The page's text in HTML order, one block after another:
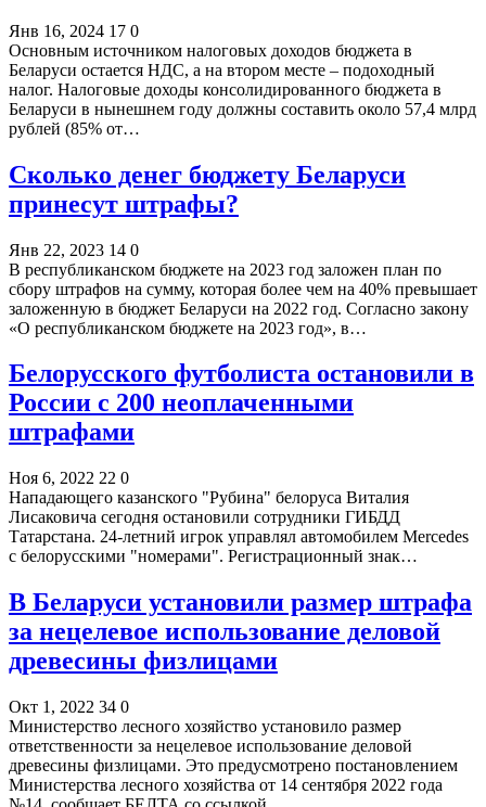
Янв 16, 2024 17 0
Основным источником налоговых доходов бюджета в
Беларуси остается НДС, а на втором месте – подоходный
налог. Налоговые доходы консолидированного бюджета в
Беларуси в нынешнем году должны составить около 57,4 млрд
рублей (85% от…
Сколько денег бюджету Беларуси
принесут штрафы?
Янв 22, 2023 14 0
В республиканском бюджете на 2023 год заложен план по
сбору штрафов на сумму, которая более чем на 40% превышает
заложенную в бюджет Беларуси на 2022 год. Согласно закону
«О республиканском бюджете на 2023 год», в…
Белорусского футболиста остановили в
России с 200 неоплаченными
штрафами
Ноя 6, 2022 22 0
Нападающего казанского "Рубина" белоруса Виталия
Лисаковича сегодня остановили сотрудники ГИБДД
Татарстана. 24-летний игрок управлял автомобилем Mercedes
с белорусскими "номерами". Регистрационный знак…
В Беларуси установили размер штрафа
за нецелевое использование деловой
древесины физлицами
Окт 1, 2022 34 0
Министерство лесного хозяйство установило размер
ответственности за нецелевое использование деловой
древесины физлицами. Это предусмотрено постановлением
Министерства лесного хозяйства от 14 сентября 2022 года